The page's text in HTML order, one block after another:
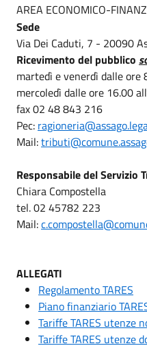
AREA ECONOMICO-
Sede
Via Dei Caduti, 7 - 20090
Ricevimento del pubblico
martedì e venerdì dalle ore
mercoledì dalle ore 16.00
fax 02 48 843 216
Pec:
Mail:
Responsabile del Servizio
Chiara Compostella
tel. 02 45782 223
Mail:
ALLEGATI
Regolamento TARES
Piano finanziario
Tariffe TARES utenze
Tariffe TARES utenze